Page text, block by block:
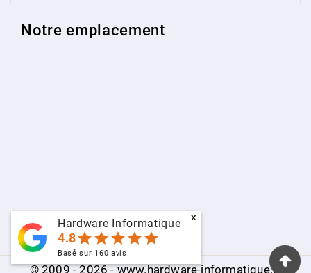
Notre emplacement
© 2009 - 2026 - www.hardware-informatique.fr
Hardware Informatique
4.8starstarstarstarstar
Basé sur 160 avis
x